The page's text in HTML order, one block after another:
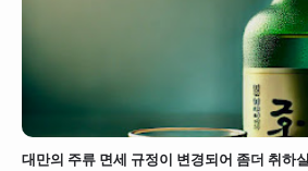
대만의 주류 면세 규정이 변경되어 좀더 취하